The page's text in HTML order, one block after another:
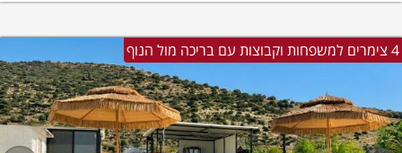
4 צימרים למשפחות וקבוצות עם בריכה מול הנוף